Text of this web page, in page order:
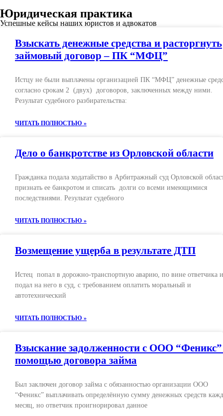
Юридическая практика
Успешные кейсы наших юристов и адвокатов
Взыскать денежные средства и расторгнуть
займовый договор – ПК “МФЦ”
Истцу не были выплачены организацией ПК “МФЦ” денежные
согласно срокам 2 (двух) договоров, заключенных между ними.
Результат судебного разбирательства:
ЧИТАТЬ ПОЛНОСТЬЮ »
Дело о банкротстве из Орловской области
Гражданка подала ходатайство в Арбитражный суд Орловской
признать ее банкротом и списать долги со всеми имеющимися
последствиями. Результат судебного
ЧИТАТЬ ПОЛНОСТЬЮ »
Возмещение ущерба в результате ДТП
Истец попал в дорожно-транспортную аварию, по вине ответчика и
подал на него в суд, с требованием оплатить моральный и
автотехнический
ЧИТАТЬ ПОЛНОСТЬЮ »
Взыскание задолженности с ООО “Феникс”
помощью договора займа
Был заключен договор займа с обязанностью организации ООО
“Феникс” выплачивать определённую сумму денежных средств
месяц, но ответчик проигнорировал данное